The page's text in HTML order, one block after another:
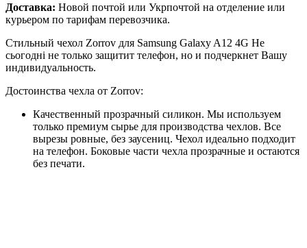
Доставка: Новой почтой или Укрпочтой на отделение или
курьером по тарифам перевозчика.
Стильный чехол Zorrov для Samsung Galaxy A12 4G Не
сьогодні не только защитит телефон, но и подчеркнет Вашу
индивидуальность.
Достоинства чехла от Zorrov:
Качественный прозрачный силикон. Мы используем
только премиум сырье для производства чехлов. Все
вырезы ровные, без заусениц. Чехол идеально подходит
на телефон. Боковые части чехла прозрачные и остаются
без печати.